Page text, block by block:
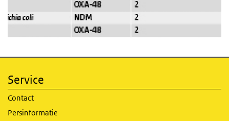
Service
Contact
Persinformatie